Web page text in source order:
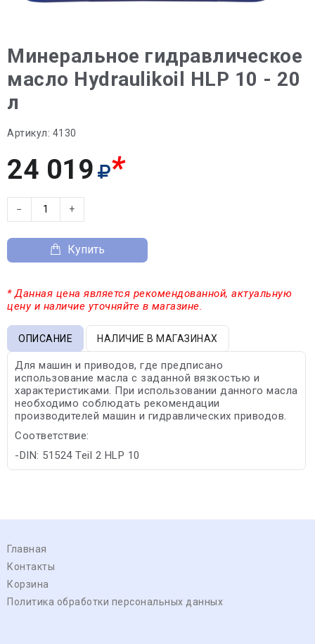
Минеральное гидравлическое
масло Hydraulikoil HLP 10 - 20
л
Артикул: 4130
24 019 *
− +
Купить
* Данная цена является рекомендованной, актуальную
цену и наличие уточняйте в магазине.
ОПИСАНИЕ НАЛИЧИЕ В МАГАЗИНАХ
Для машин и приводов, где предписано
использование масла с заданной вязкостью и
характеристиками. При использовании данного масла
необходимо соблюдать рекомендации
производителей машин и гидравлических приводов.
Соответствие:
-DIN: 51524 Teil 2 HLP 10
Главная
Контакты
Корзина
Политика обработки персональных данных